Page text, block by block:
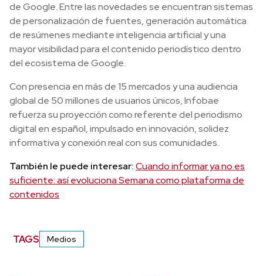
de Google. Entre las novedades se encuentran sistemas
de personalización de fuentes, generación automática
de resúmenes mediante inteligencia artificial y una
mayor visibilidad para el contenido periodístico dentro
del ecosistema de Google.
Con presencia en más de 15 mercados y una audiencia
global de 50 millones de usuarios únicos, Infobae
refuerza su proyección como referente del periodismo
digital en español, impulsado en innovación, solidez
informativa y conexión real con sus comunidades.
También le puede interesar:Cuando informar ya no es
suficiente: así evoluciona Semana como plataforma de
contenidos
TAGS Medios